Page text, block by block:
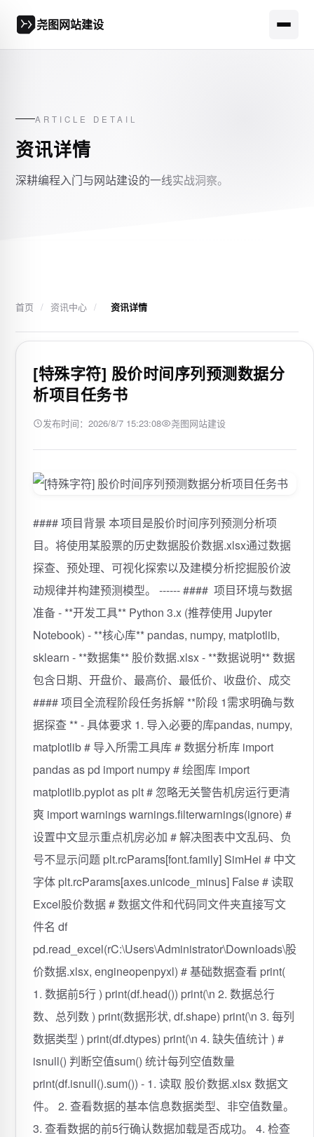
尧图网站建设
ARTICLE DETAIL
资讯详情
深耕编程入门与网站建设的一线实战洞察。
首页 / 资讯中心 / 资讯详情
[特殊字符] 股价时间序列预测数据分
析项目任务书
发布时间：2026/8/7 15:23:08 尧图网站建设
#### 项目背景 本项目是股价时间序列预测分析项
目。将使用某股票的历史数据股价数据.xlsx通过数据
探查、预处理、可视化探索以及建模分析挖掘股价波
动规律并构建预测模型。 ------ #### ️ 项目环境与数据
准备 - **开发工具** Python 3.x (推荐使用 Jupyter
Notebook) - **核心库** pandas, numpy, matplotlib,
sklearn - **数据集** 股价数据.xlsx - **数据说明** 数据
包含日期、开盘价、最高价、最低价、收盘价、成交
#### 项目全流程阶段任务拆解 **阶段 1需求明确与数
据探查 ** - 具体要求 1. 导入必要的库pandas, numpy,
matplotlib # 导入所需工具库 # 数据分析库 import
pandas as pd import numpy # 绘图库 import
matplotlib.pyplot as plt # 忽略无关警告机房运行更清
爽 import warnings warnings.filterwarnings(ignore) #
设置中文显示重点机房必加 # 解决图表中文乱码、负
号不显示问题 plt.rcParams[font.family] SimHei # 中文
字体 plt.rcParams[axes.unicode_minus] False # 读取
Excel股价数据 # 数据文件和代码同文件夹直接写文
件名 df
pd.read_excel(rC:\Users\Administrator\Downloads\股
价数据.xlsx, engineopenpyxl) # 基础数据查看 print(
1. 数据前5行 ) print(df.head()) print(\n 2. 数据总行
数、总列数 ) print(数据形状, df.shape) print(\n 3. 每列
数据类型 ) print(df.dtypes) print(\n 4. 缺失值统计 ) #
isnull() 判断空值sum() 统计每列空值数量
print(df.isnull().sum()) - 1. 读取 股价数据.xlsx 数据文
件。 2. 查看数据的基本信息数据类型、非空值数量。
3. 查看数据的前5行确认数据加载是否成功。 4. 检查